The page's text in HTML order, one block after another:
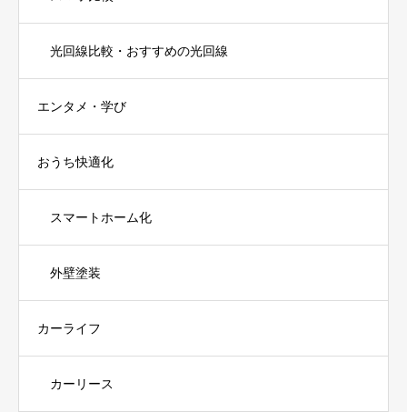
光回線比較・おすすめの光回線
エンタメ・学び
おうち快適化
スマートホーム化
外壁塗装
カーライフ
カーリース